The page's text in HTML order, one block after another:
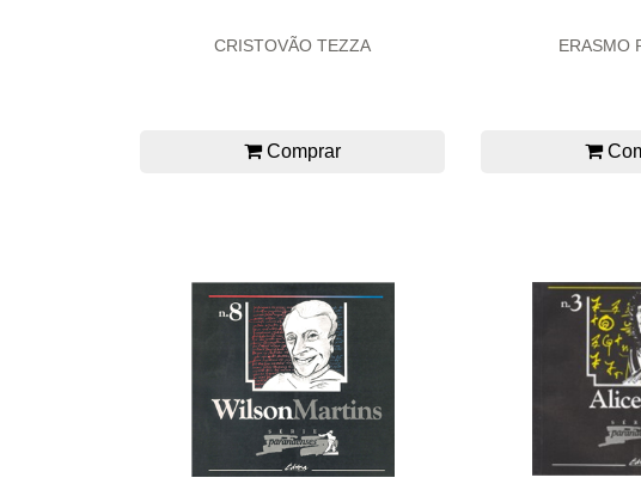
CRISTOVÃO TEZZA
Comprar
ERASMO